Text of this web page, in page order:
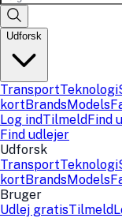
Udforsk
TransportTeknologi
kortBrandsModels
Log indTilmeldFind
Find udlejer
Udforsk
TransportTeknologi
kortBrandsModels
Bruger
Udlej gratisTilmeld